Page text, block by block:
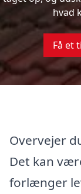
hvad
Få et
Overvejer
Det kan
forlænger